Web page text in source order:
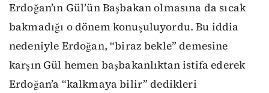
Erdoğan’ın Gül’ün Başbakan olmasına da sıcak
bakmadığı o dönem konuşuluyordu. Bu iddia
nedeniyle Erdoğan, “biraz bekle” demesine
karşın Gül hemen başbakanlıktan istifa ederek
Erdoğan’a “kalkmaya bilir” dedikleri